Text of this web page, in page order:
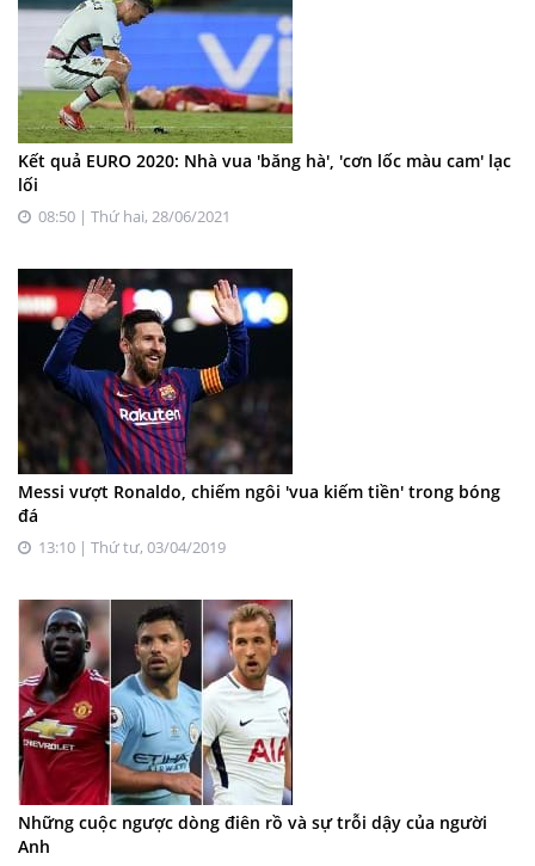
Kết quả EURO 2020: Nhà vua 'băng hà', 'cơn lốc màu cam' lạc
lối
08:50 | Thứ hai, 28/06/2021
Messi vượt Ronaldo, chiếm ngôi 'vua kiếm tiền' trong bóng
đá
13:10 | Thứ tư, 03/04/2019
Những cuộc ngược dòng điên rồ và sự trỗi dậy của người
Anh